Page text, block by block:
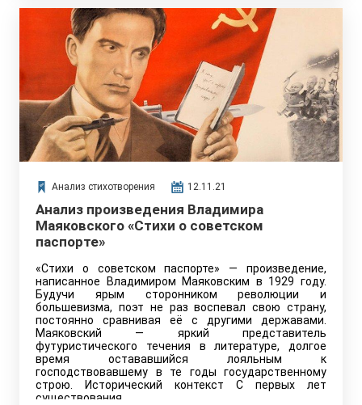
Анализ стихотворения 12.11.21
Анализ произведения Владимира
Маяковского «Стихи о советском
паспорте»
«Стихи о советском паспорте» — произведение,
написанное Владимиром Маяковским в 1929 году.
Будучи ярым сторонником революции и
большевизма, поэт не раз воспевал свою страну,
постоянно сравнивая её с другими державами.
Маяковский — яркий представитель
футуристического течения в литературе, долгое
время остававшийся лояльным к
господствовавшему в те годы государственному
строю. Исторический контекст С первых лет
существования…